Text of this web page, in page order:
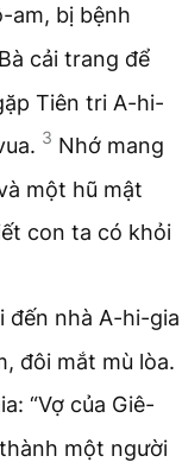
am, bị bệnh
cải trang để
Tiên tri A-hi-
3 Nhớ mang
một hũ mật
con ta có khỏi
đến nhà A-hi-gia
đôi mắt mù lòa.
“Vợ của Giê-
một người